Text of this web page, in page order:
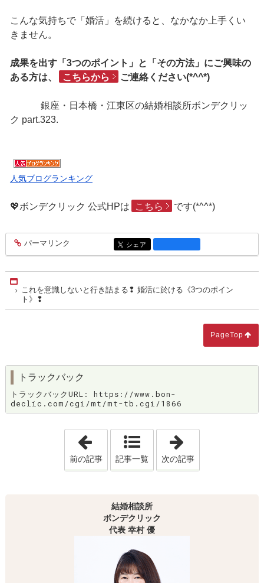
こんな気持ちで「婚活」を続けると、なかなか上手くい
きません。
成果を出す「3つのポイント」と「その方法」にご興味の
ある方は、
こちらから ご連絡ください(*^^*)
銀座・日本橋・江東区の結婚相談所ボンデクリッ
ク part.323.
人気ブログランキング
💖ボンデクリック 公式HPは こちら です(*^^*)
entry1879
パーマリンク entry1879
シェア
これを意識しないと行き詰まる❢ 婚活に於ける《3つのポイン
ト》❢
PageTop
トラックバック
トラックバックURL: https://www.bon-
declic.com/cgi/mt/mt-tb.cgi/1866
「今どきの婚活を、データーから考えて
前の記事 記事一覧 次の記事
結婚相談所
ボンデクリック
代表 幸村 優